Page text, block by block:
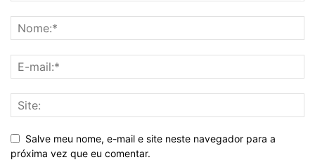
Salve meu nome, e-mail e site neste navegador para a
próxima vez que eu comentar.